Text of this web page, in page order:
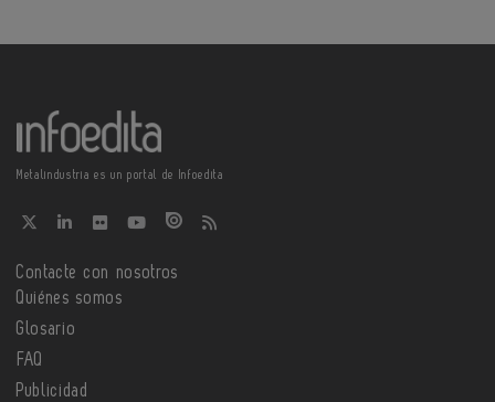
Metalindustria es un portal de Infoedita
Contacte con nosotros
Quiénes somos
Glosario
FAQ
Publicidad